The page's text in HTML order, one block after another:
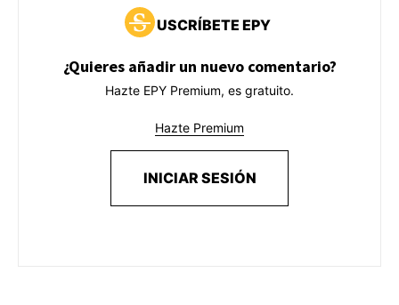
USCRÍBETE EPY
¿Quieres añadir un nuevo comentario?
Hazte EPY Premium, es gratuito.
Hazte Premium
INICIAR SESIÓN